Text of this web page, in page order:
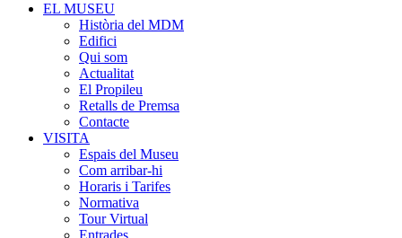
EL MUSEU
Història del MDM
Edifici
Qui som
Actualitat
El Propileu
Retalls de Premsa
Contacte
VISITA
Espais del Museu
Com arribar-hi
Horaris i Tarifes
Normativa
Tour Virtual
Entrades